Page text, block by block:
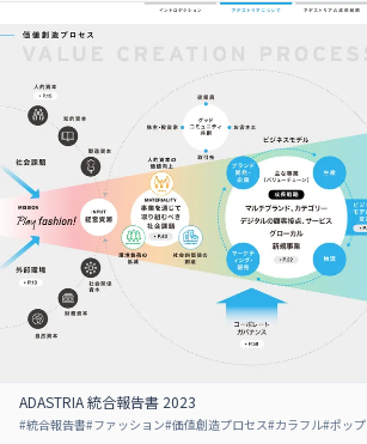
ADASTRIA 統合報告書 2023
#統合報告書#ファッション#価値創造プロセス#カラフル#ポップ